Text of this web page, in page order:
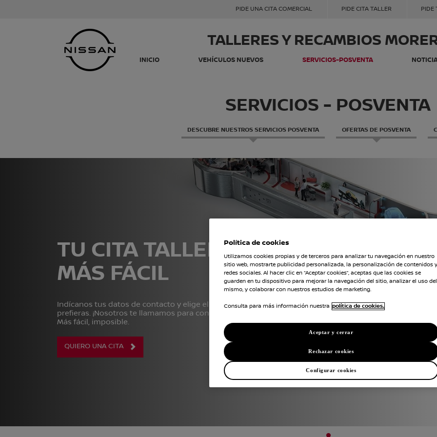
TALLERES Y RECAMBIOS
INICIO VEHÍCULOS NUEVOS SERVICIOS-POSVENTA
PIDE UNA CITA COMERCIAL PIDE CITA TALLER PIDE
SERVICIOS - POSVENTA
DESCUBRE NUESTROS SERVICIOS POSVENTA OFERTAS DE POSVENTA
TU CITA TALLER,
MÁS FÁCIL
Indícanos tus datos de contacto y elige el taller que
prefieras. ¡Nosotros te llamamos para concretar la cita!
Más fácil, imposible.
QUIERO UNA CITA
1
Política de cookies
Utilizamos cookies propias y de terceros para analizar tu navegación en nuestro
sitio web, mostrarte publicidad personalizada, la personalización de contenidos y
redes sociales. Al hacer clic en “Aceptar cookies”, aceptas que las cookies se
guarden en tu dispositivo para mejorar la navegación del sitio, analizar el uso del
mismo, y colaborar con nuestros estudios de marketing.
Consulta para más información nuestra política de cookies.
Rechazar cookies
Aceptar y cerrar
Configurar cookies